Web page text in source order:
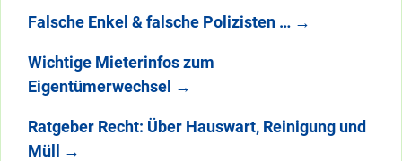
Falsche Enkel & falsche Polizisten … →
Wichtige Mieterinfos zum
Eigentümerwechsel →
Ratgeber Recht: Über Hauswart, Reinigung und
Müll →